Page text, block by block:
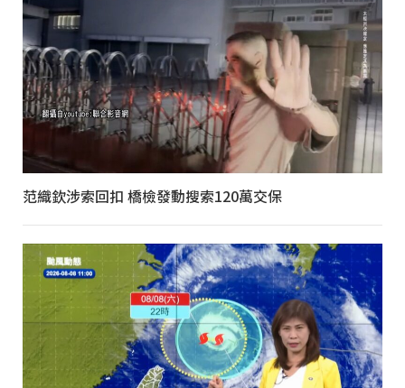
范織欽涉索回扣 橋檢發動搜索120萬交保